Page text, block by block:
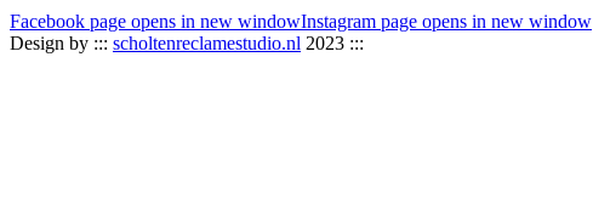
Facebook page opens in new windowInstagram page opens in new window
Design by ::: scholtenreclamestudio.nl 2023 :::